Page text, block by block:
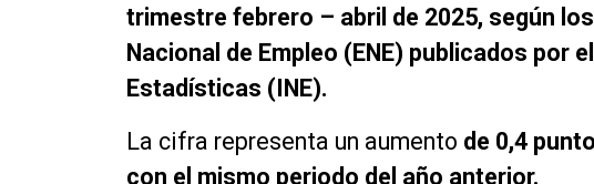
trimestre febrero – abril de 2025, según
Nacional de Empleo (ENE) publicados por
Estadísticas (INE).
La cifra representa un aumento de 0,4
con el mismo periodo del año anterior.